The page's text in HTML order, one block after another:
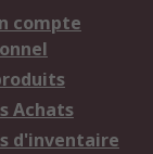
compte
Achats
d'inventaire